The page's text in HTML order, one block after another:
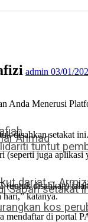
tuntut
Ahmad
Sabah setakat
kos
darjat –
admin 03/01/
Menerusi
disahkan setakat ini.
juga
disahkan)
katanya.
di portal